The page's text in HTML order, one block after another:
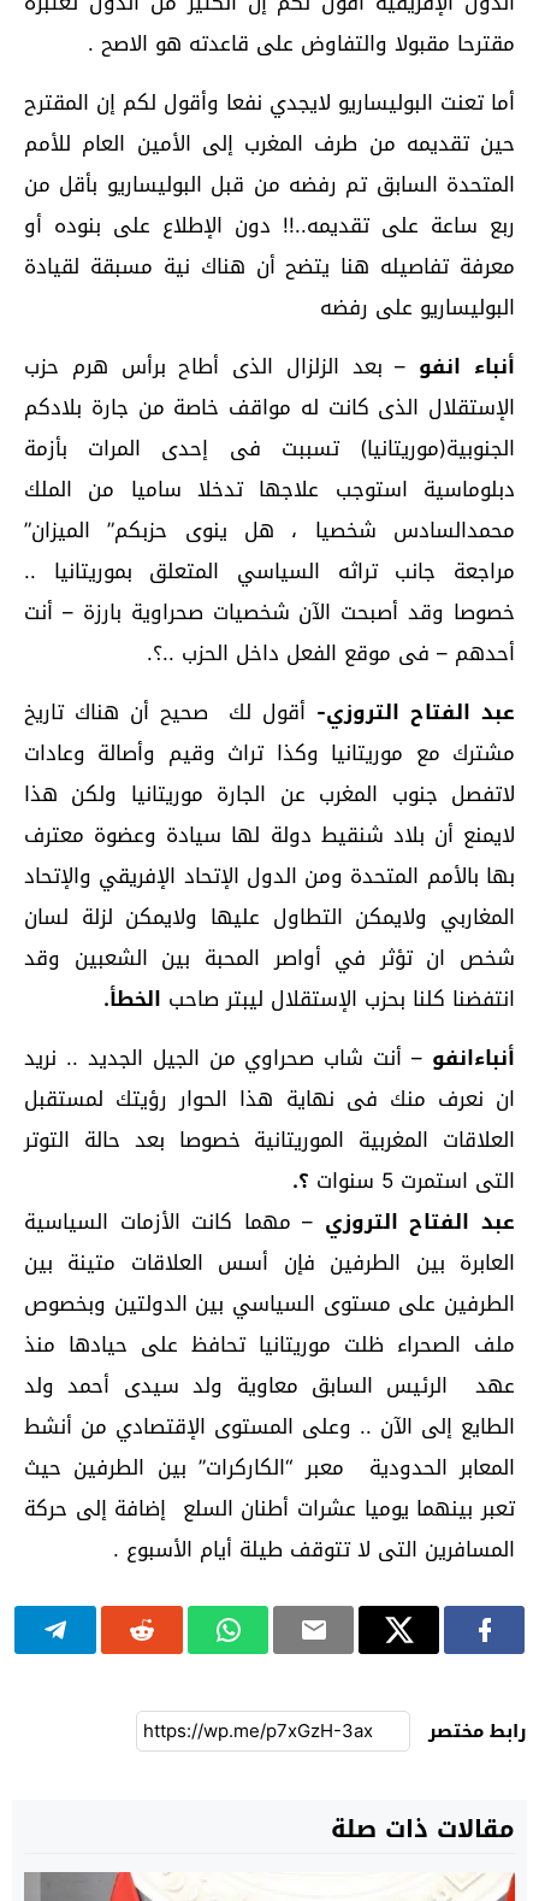
مقترحا مقبولا والتفاوض على قاعدته هو الاصح .
أما تعنت البوليساريو لايجدي نفعا وأقول لكم إن المقترح
حين تقديمه من طرف المغرب إلى الأمين العام للأمم
المتحدة السابق تم رفضه من قبل البوليساريو بأقل من
ربع ساعة على تقديمه..!! دون الإطلاع على بنوده أو
معرفة تفاصيله هنا يتضح أن هناك نية مسبقة لقيادة
البوليساريو على رفضه
أنباء انفو – بعد الزلزال الذى أطاح برأس هرم حزب
الإستقلال الذى كانت له مواقف خاصة من جارة بلادكم
الجنوبية(موريتانيا) تسببت فى إحدى المرات بأزمة
دبلوماسية استوجب علاجها تدخلا ساميا من الملك
محمدالسادس شخصيا ، هل ينوى حزبكم” الميزان”
مراجعة جانب تراثه السياسي المتعلق بموريتانيا ..
خصوصا وقد أصبحت الآن شخصيات صحراوية بارزة – أنت
أحدهم – فى موقع الفعل داخل الحزب ..؟.
عبد الفتاح التروزي- أقول لك صحيح أن هناك تاريخ
مشترك مع موريتانيا وكذا تراث وقيم وأصالة وعادات
لاتفصل جنوب المغرب عن الجارة موريتانيا ولكن هذا
لايمنع أن بلاد شنقيط دولة لها سيادة وعضوة معترف
بها بالأمم المتحدة ومن الدول الإتحاد الإفريقي والإتحاد
المغاربي ولايمكن التطاول عليها ولايمكن لزلة لسان
شخص ان تؤثر في أواصر المحبة بين الشعبين وقد
انتفضنا كلنا بحزب الإستقلال ليبتر صاحب الخطأ.
أنباءانفو – أنت شاب صحراوي من الجيل الجديد .. نريد
ان نعرف منك فى نهاية هذا الحوار رؤيتك لمستقبل
العلاقات المغربية الموريتانية خصوصا بعد حالة التوتر
التى استمرت 5 سنوات
؟.
عبد الفتاح التروزي – مهما كانت الأزمات السياسية
العابرة بين الطرفين فإن أسس العلاقات متينة بين
الطرفين على مستوى السياسي بين الدولتين وبخصوص
ملف الصحراء ظلت موريتانيا تحافظ على حيادها منذ
عهد الرئيس السابق معاوية ولد سيدى أحمد ولد
الطايع إلى الآن .. وعلى المستوى الإقتصادي من أنشط
المعابر الحدودية معبر “الكاركرات” بين الطرفين حيث
تعبر بينهما يوميا عشرات أطنان السلع إضافة إلى حركة
المسافرين التى لا تتوقف طيلة أيام الأسبوع .
رابط مختصر
مقالات ذات صلة